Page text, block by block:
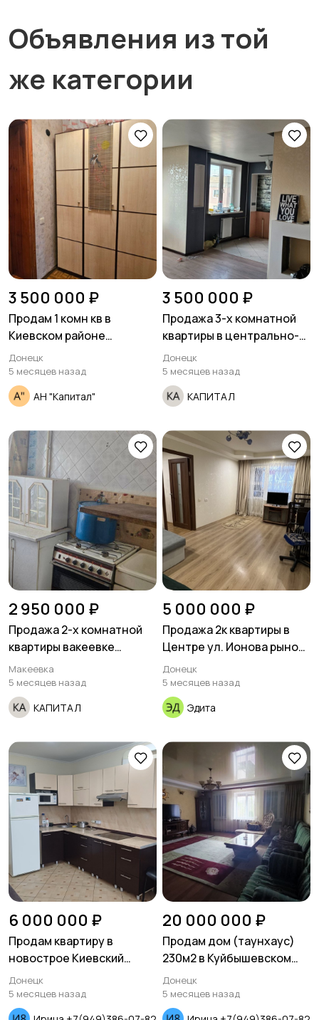
Объявления из той
же категории
3 500 000 ₽
Продам 1 комн кв в
Киевском районе
ул.Артема
Донецк
5 месяцев назад
АН "Капитал"
3 500 000 ₽
Продажа 3-х комнатной
квартиры в центрально-
городском районеакеевки
Донецк
5 месяцев назад
КАПИТАЛ
2 950 000 ₽
Продажа 2-х комнатной
квартиры вакеевке
Горняцкий район 55
квартал. Квартира под
ремонт.
Макеевка
5 месяцев назад
КАПИТАЛ
5 000 000 ₽
Продажа 2к квартиры в
Центре ул. Ионова рынок
Соловки Ленинский
исполком
Донецк
5 месяцев назад
Эдита
6 000 000 ₽
Продам квартиру в
новострое Киевский
район проспект
Панфилова
Донецк
5 месяцев назад
20 000 000 ₽
Продам дом (таунхаус)
230м2 в Куйбышевском
районе
Донецк
5 месяцев назад